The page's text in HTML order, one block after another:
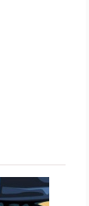
23:35
22:57